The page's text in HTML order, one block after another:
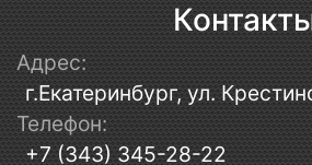
Адрес:
г.Екатеринбург, ул.
Телефон:
+7 (343) 345-28-22